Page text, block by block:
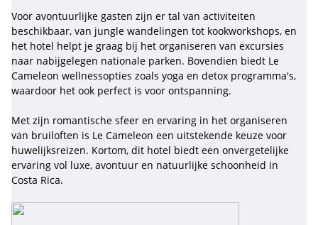
Voor avontuurlijke gasten zijn er tal van activiteiten
beschikbaar, van jungle wandelingen tot kookworkshops, en
het hotel helpt je graag bij het organiseren van excursies
naar nabijgelegen nationale parken. Bovendien biedt Le
Cameleon wellnessopties zoals yoga en detox programma's,
waardoor het ook perfect is voor ontspanning.
Met zijn romantische sfeer en ervaring in het organiseren
van bruiloften is Le Cameleon een uitstekende keuze voor
huwelijksreizen. Kortom, dit hotel biedt een onvergetelijke
ervaring vol luxe, avontuur en natuurlijke schoonheid in
Costa Rica.